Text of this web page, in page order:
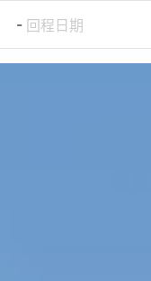
- 回程日期